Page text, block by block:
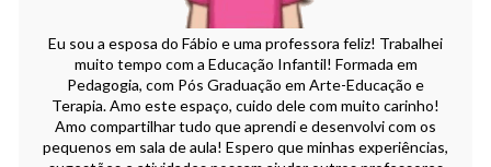
Eu sou a esposa do Fábio e uma professora feliz! Trabalhei
muito tempo com a Educação Infantil! Formada em
Pedagogia, com Pós Graduação em Arte-Educação e
Terapia. Amo este espaço, cuido dele com muito carinho!
Amo compartilhar tudo que aprendi e desenvolvi com os
pequenos em sala de aula! Espero que minhas experiências,